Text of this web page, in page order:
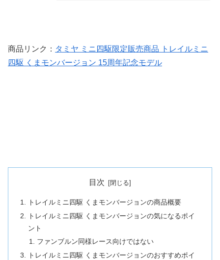
商品リンク： タミヤ ミニ四駆限定販売商品 トレイルミニ
四駆 くまモンバージョン 15周年記念モデル
目次
トレイルミニ四駆 くまモンバージョンの商品概要
トレイルミニ四駆 くまモンバージョンの気になるポイ
ント
ファンブルン同様レース向けではない
トレイルミニ四駆 くまモンバージョンのおすすめポイ